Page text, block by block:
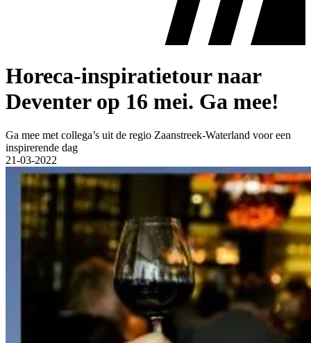
Horeca-inspiratietour naar
Deventer op 16 mei. Ga mee!
Ga mee met collega’s uit de regio Zaanstreek-Waterland voor een
inspirerende dag
21-03-2022